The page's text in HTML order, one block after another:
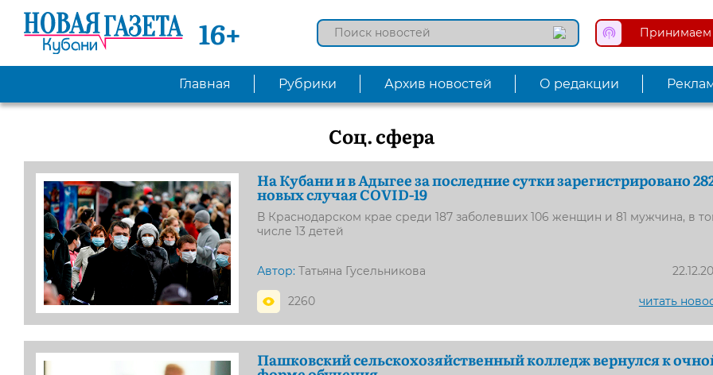
16+ Принимаем
Главная Рубрики Архив новостей О редакции
Соц. сфера
На Кубани и в Адыгее за последние сутки зарегистрировано
новых случая COVID-19
В Краснодарском крае среди 187 заболевших 106 женщин и 81 мужчина, в
числе 13 детей
Автор: Татьяна Гусельникова
2260 читать
Пашковский сельскохозяйственный колледж вернулся к